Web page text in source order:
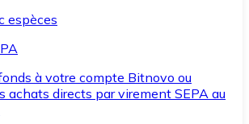
espèces
à votre compte Bitnovo ou
achats directs par virement SEPA au